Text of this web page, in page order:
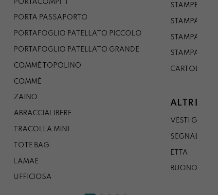
PORTACOMPITI
PORTA PASSAPORTO
PORTAFOGLIO PATELLATO PICCOLO
PORTAFOGLIO PATELLATO GRANDE
COMMÉ TOPOLINO
COMMÉ
ZAINO
ABRACCIALIBERE
TRACOLLA MINI
TOTE BAG
LAMAE
UFFICIOSA
STAMPE A5
STAMPA A3
STAMPA A1
STAMPA A0
CARTOLINA
ALTRE
VESTI
SEGNALIBRO
ETTA
BUONO